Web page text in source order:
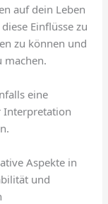
auf dein Leben
Einflüsse zu
zu können und
machen.
eine
Interpretation
Aspekte in
und